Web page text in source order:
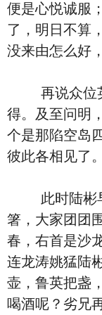
便是心悦诚服
了，明日不算
没来由怎么好
再说众位英
得。及至问明
个是那陷空岛
彼此各相见了。
此时陆彬早
箸，大家团团
春，右首是沙
连龙涛姚猛陆
壶，鲁英把盏
喝酒呢？劣兄